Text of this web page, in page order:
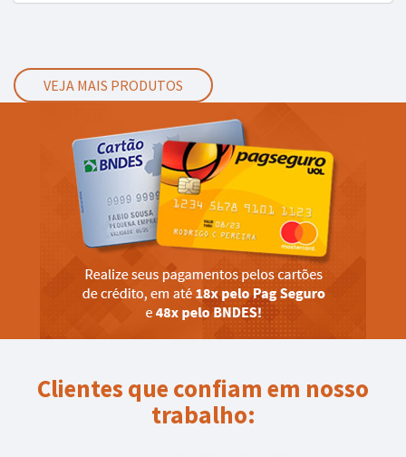
VEJA MAIS PRODUTOS
Clientes que confiam em nosso
trabalho: